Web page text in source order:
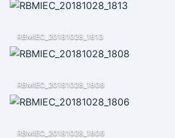
RBMIEC_20181028_1813
RBMIEC_20181028_1808
RBMIEC_20181028_1806